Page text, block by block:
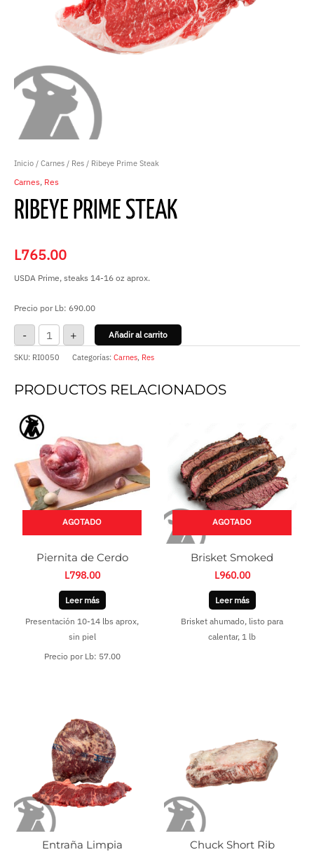
Inicio / Carnes / Res / Ribeye Prime Steak
Carnes, Res
RIBEYE PRIME STEAK
L765.00
USDA Prime, steaks 14-16 oz aprox.
Precio por Lb: 690.00
- + Añadir al carrito
SKU: RI0050 Categorías: Carnes, Res
PRODUCTOS RELACIONADOS
AGOTADO
Piernita de Cerdo
L798.00
Leer más
Presentación 10-14 lbs aprox,
sin piel
Precio por Lb: 57.00
AGOTADO
Brisket Smoked
L960.00
Leer más
Brisket ahumado, listo para
calentar, 1 lb
Entraña Limpia
Angus
cantidad
Chuck Short Rib
cantidad